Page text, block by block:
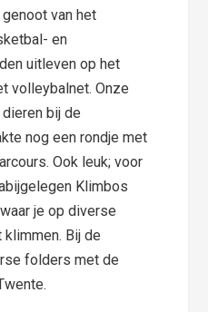
van het
en
uitleven op het
volleybalnet. Onze
bij de
nog een rondje met
Ook leuk; voor
Klimbos
je op diverse
Bij de
folders met de